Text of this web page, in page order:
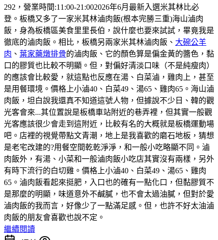
292，營業時間:11:00-21:002026年6月最新入選米其林比必
登。板橋又多了一家米其林滷肉飯(根本完勝三重)海山滷肉
飯，身為板橋區美食里里長伯，說什麼也要來試試，畢竟我是
徹底的滷肉飯。相比，板橋另兩家米其林滷肉飯、 大碗公羊
肉 、 葉家藥燉排骨的滷肉飯、它的顏色算是偏金黃的醬色，黏
口的膠質也比較不明顯。但，對偏好清淡口味（不是純瘦肉）
的應該會比較愛，就這點也反應在湯、白菜滷，雞肉上，甚至
是用餐環境。價格上小滷40、白菜49、湯65、雞肉65。海山滷
肉飯，坦白說我還真不知道這號人物，但據說不少日、韓的觀
光客會來...其位置說是板橋車站附近的巷弄裡，但其實一般觀
光客應該很少會走到這附近，比較有名的大概就是板橋運動場
吧。店裡的視覺帶點文青潮，地上是我喜歡的磨石地板，猜想
是老宅改建的?用餐空間乾乾淨淨，和一般小吃略顯不同。滷
肉飯外，有湯、小菜和一般滷肉飯小吃店其實沒有兩樣，另外
有時下流行的白切雞。價格上小滷40、白菜49、湯65、雞肉
65。滷肉飯看起來挺肥，入口也的確有一點化口，但黏膠質不
是那麼的明顯，味道意外不鹹膩，也不會太過油膩，但對於愛
滷肉飯的我而言，好像少了一點滿足感。但，也許不好太油滷
肉飯的朋友會喜歡也說不定。
繼續閱讀